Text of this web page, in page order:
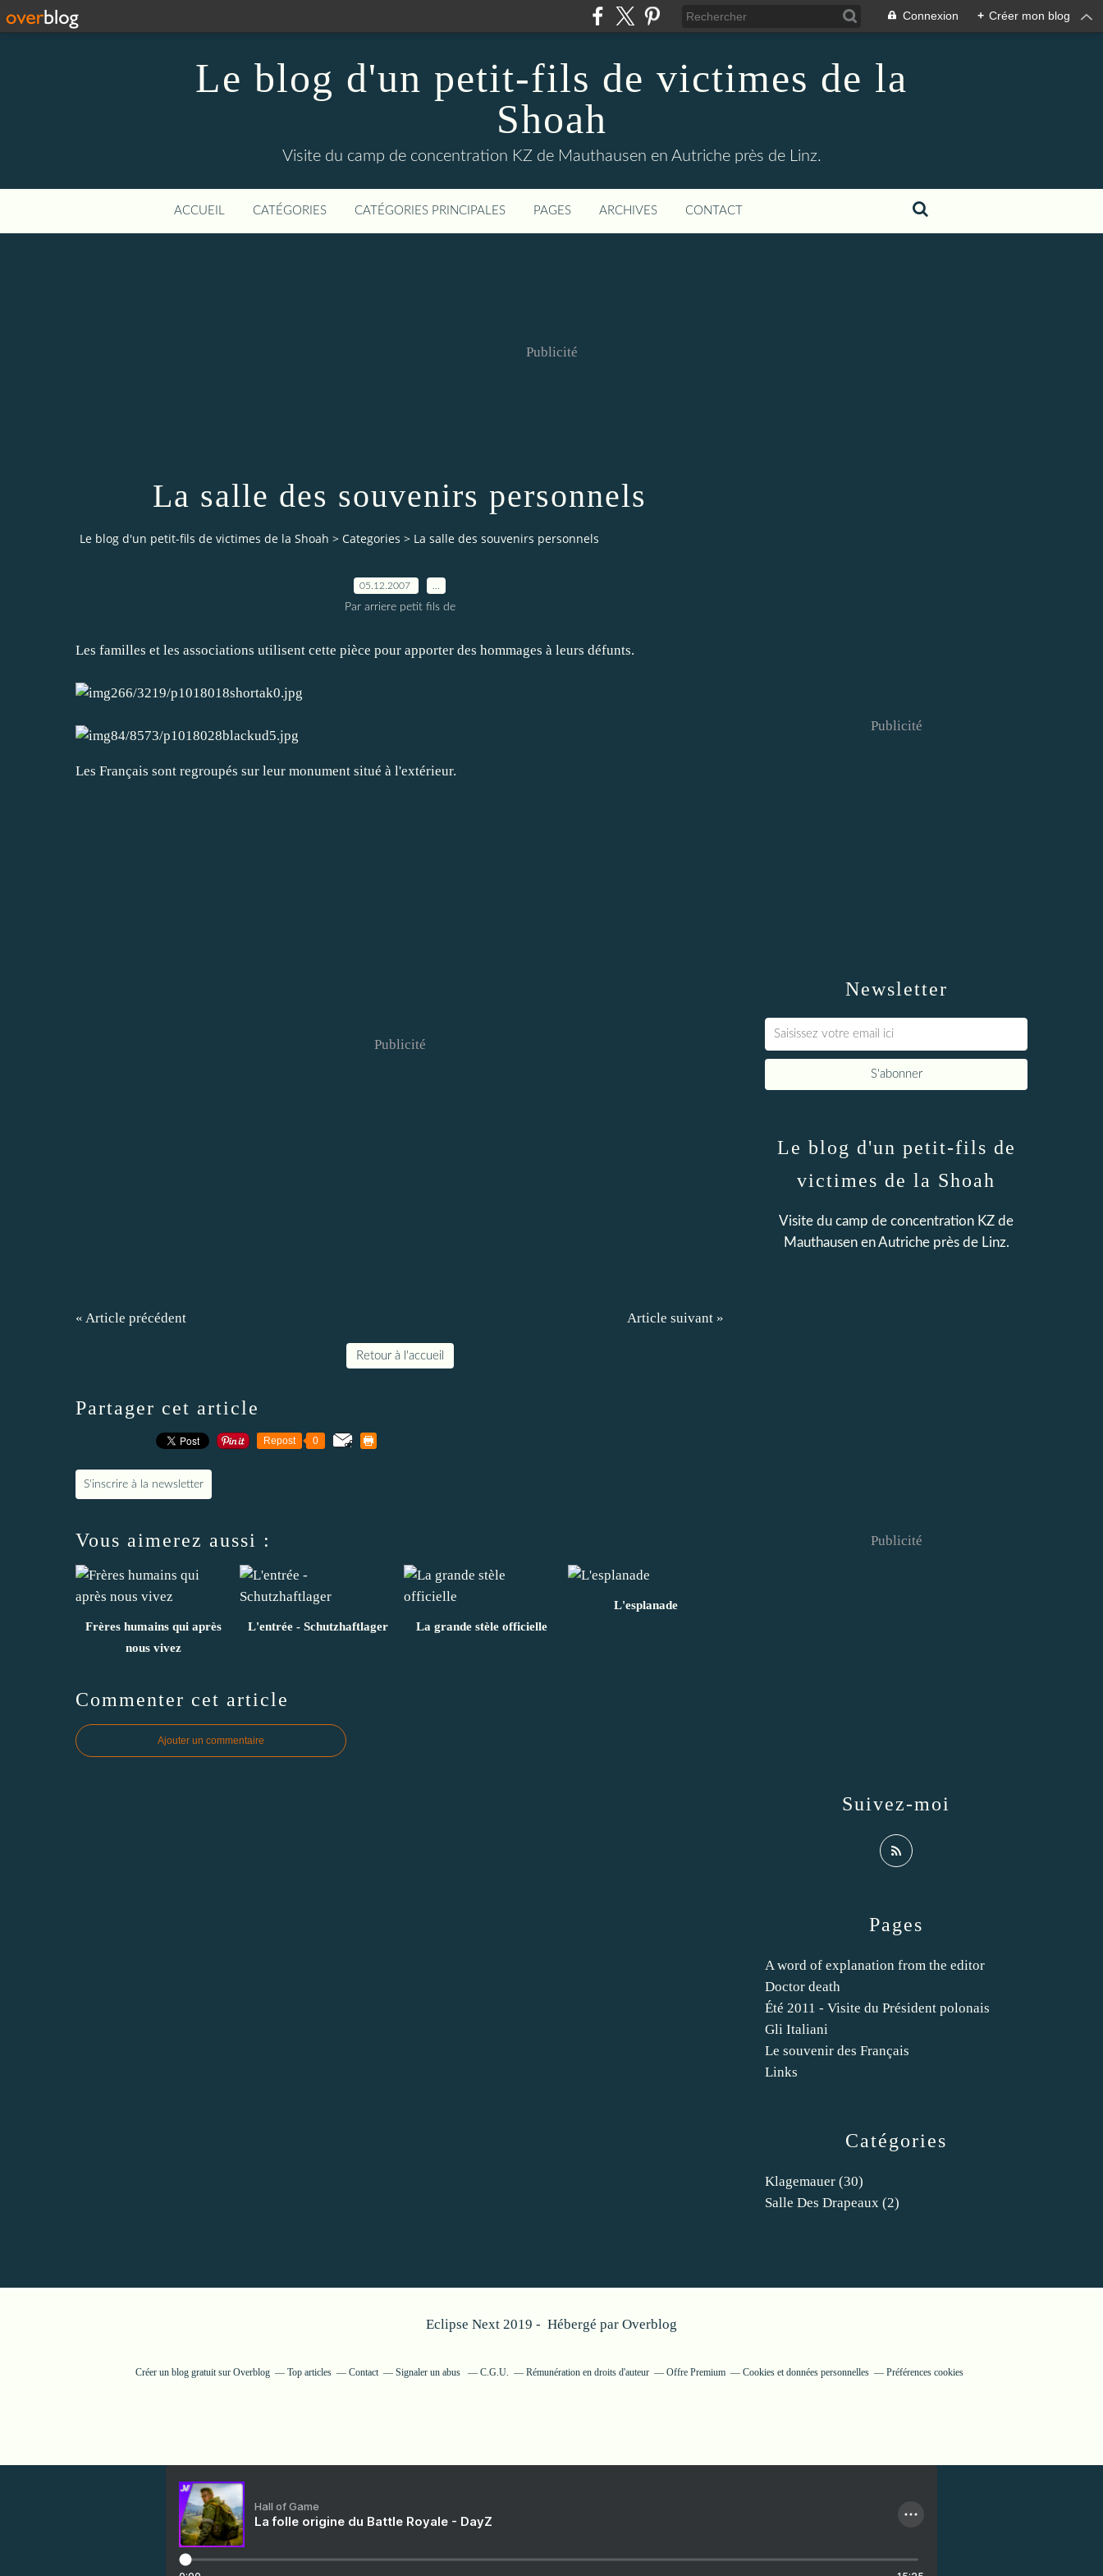
Connexion + Créer mon blog
Le blog d'un petit-fils de victimes de la
Shoah
Visite du camp de concentration KZ de Mauthausen en Autriche près de Linz.
ACCUEIL CATÉGORIES CATÉGORIES PRINCIPALES PAGES ARCHIVES CONTACT
Publicité
La salle des souvenirs personnels
Le blog d'un petit-fils de victimes de la Shoah > Categories > La salle des souvenirs personnels
05.12.2007
Par arriere petit fils de
Les familles et les associations utilisent cette pièce pour apporter des hommages à leurs défunts.
Les Français sont regroupés sur leur monument situé à l'extérieur.
Publicité
« Article précédent Article suivant »
Retour à l'accueil
Partager cet article
Repost 0
S'inscrire à la newsletter
Vous aimerez aussi :
Frères humains qui après
nous vivez
L'entrée - Schutzhaftlager La grande stèle officielle
L'esplanade
Commenter cet article
Ajouter un commentaire
Newsletter
Publicité
Catégories
Klagemauer (30)
Salle Des Drapeaux (2)
Pages
A word of explanation from the editor
Doctor death
Été 2011 - Visite du Président polonais
Gli Italiani
Le souvenir des Français
Links
Le blog d'un petit-fils de
victimes de la Shoah
Visite du camp de concentration KZ de
Mauthausen en Autriche près de Linz.
Suivez-moi
Publicité
Eclipse Next 2019 - Hébergé par Overblog
Créer un blog gratuit sur Overblog Top articles Contact Signaler un abus C.G.U. Rémunération en droits d'auteur Offre Premium Cookies et données personnelles Préférences cookies
Hall of Game
La folle origine du Battle Royale - DayZ